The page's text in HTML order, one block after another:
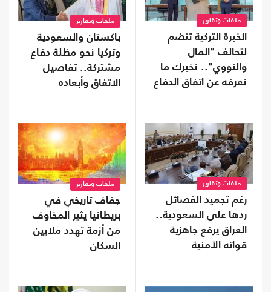
ملفات وتقارير
الخبرة التركية تنضم
لتحالف "المال
والنووي".. نخبرك ما
نعرفه عن اتفاق الدفاع
ملفات وتقارير
باكستان والسعودية
وتركيا نحو مظلة دفاع
مشتركة.. تفاصيل
الاتفاق وأبعاده
ملفات وتقارير
رغم تجميد الفصائل
ردها على السعودية..
العراق يرفع جاهزية
قواته الأمنية
ملفات وتقارير
جفاف تاريخي في
بريطانيا يثير المخاوف
من أزمة تهدد ملايين
السكان